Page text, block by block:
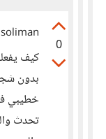
0
كيف
بدون
خطيبي
تحدث